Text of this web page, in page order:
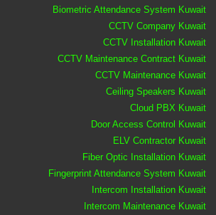
Biometric Attendance System Kuwait
CCTV Company Kuwait
CCTV Installation Kuwait
CCTV Maintenance Contract Kuwait
CCTV Maintenance Kuwait
Ceiling Speakers Kuwait
Cloud PBX Kuwait
Door Access Control Kuwait
ELV Contractor Kuwait
Fiber Optic Installation Kuwait
Fingerprint Attendance System Kuwait
Intercom Installation Kuwait
Intercom Maintenance Kuwait